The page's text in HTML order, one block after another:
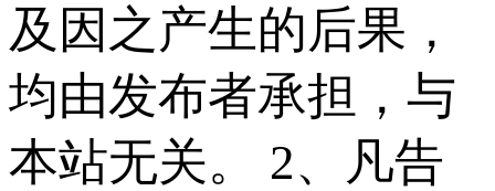
及因之产生的后果，
均由发布者承担，与
本站无关。 2、凡告